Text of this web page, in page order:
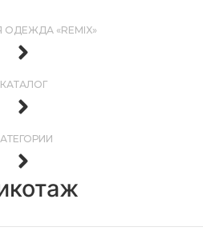
«REMIX»
КАТАЛОГ